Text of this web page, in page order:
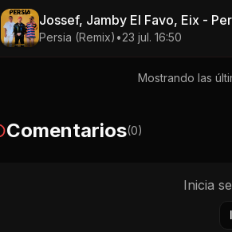
Jossef, Jamby El Favo, Eix -
Persia (Remix) •23 jul. 16:50
Mostrando las
Comentarios(0)
Inicia